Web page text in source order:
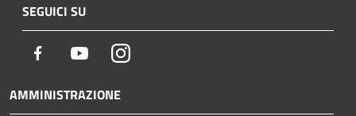
SEGUICI SU
Facebook YoutubeInstagram
AMMINISTRAZIONE